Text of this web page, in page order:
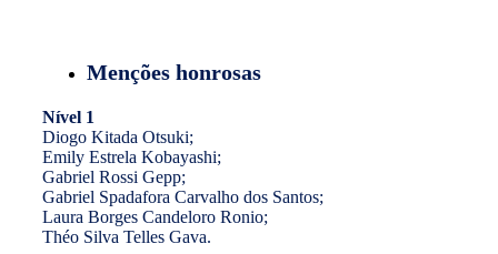
Menções honrosas
Nível 1
Diogo Kitada Otsuki;
Emily Estrela Kobayashi;
Gabriel Rossi Gepp;
Gabriel Spadafora Carvalho dos Santos;
Laura Borges Candeloro Ronio;
Théo Silva Telles Gava.